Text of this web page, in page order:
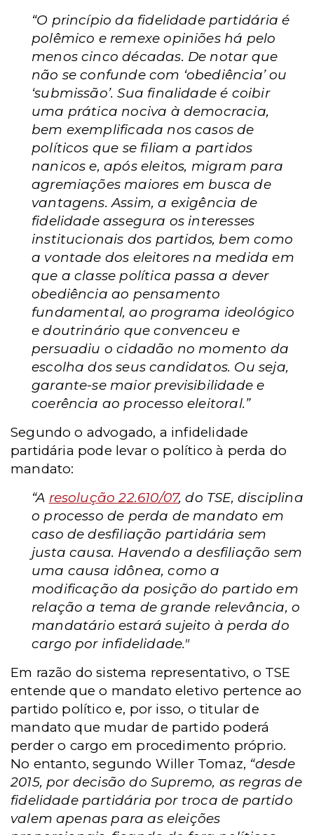
“O princípio da fidelidade partidária é
polêmico e remexe opiniões há pelo
menos cinco décadas. De notar que
não se confunde com ‘obediência’ ou
‘submissão’. Sua finalidade é coibir
uma prática nociva à democracia,
bem exemplificada nos casos de
políticos que se filiam a partidos
nanicos e, após eleitos, migram para
agremiações maiores em busca de
vantagens. Assim, a exigência de
fidelidade assegura os interesses
institucionais dos partidos, bem como
a vontade dos eleitores na medida em
que a classe política passa a dever
obediência ao pensamento
fundamental, ao programa ideológico
e doutrinário que convenceu e
persuadiu o cidadão no momento da
escolha dos seus candidatos. Ou seja,
garante-se maior previsibilidade e
coerência ao processo eleitoral.”
Segundo o advogado, a infidelidade
partidária pode levar o político à perda do
mandato:
“A resolução 22.610/07, do TSE, disciplina
o processo de perda de mandato em
caso de desfiliação partidária sem
justa causa. Havendo a desfiliação sem
uma causa idônea, como a
modificação da posição do partido em
relação a tema de grande relevância, o
mandatário estará sujeito à perda do
cargo por infidelidade."
Em razão do sistema representativo, o TSE
entende que o mandato eletivo pertence ao
partido político e, por isso, o titular de
mandato que mudar de partido poderá
perder o cargo em procedimento próprio.
No entanto, segundo Willer Tomaz, “desde
2015, por decisão do Supremo, as regras de
fidelidade partidária por troca de partido
valem apenas para as eleições